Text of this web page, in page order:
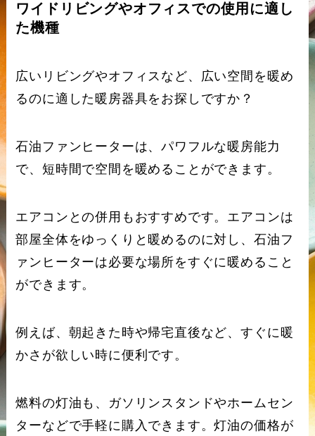
ワイドリビングやオフィスでの使用に適し
た機種
広いリビングやオフィスなど、広い空間を暖め
るのに適した暖房器具をお探しですか？
石油ファンヒーターは、パワフルな暖房能力
で、短時間で空間を暖めることができます。
エアコンとの併用もおすすめです。エアコンは
部屋全体をゆっくりと暖めるのに対し、石油フ
ァンヒーターは必要な場所をすぐに暖めること
ができます。
例えば、朝起きた時や帰宅直後など、すぐに暖
かさが欲しい時に便利です。
燃料の灯油も、ガソリンスタンドやホームセン
ターなどで手軽に購入できます。灯油の価格が